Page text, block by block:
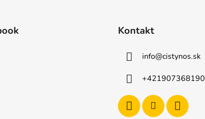
Kontakt
info@cistynos.sk
+421907368190